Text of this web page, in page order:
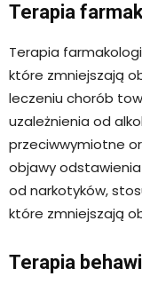
Terapia
Terapia
które zmniejszają
leczeniu chorób
uzależnienia od
przeciwwymiotne
objawy odstawienia
od narkotyków,
które zmniejszają
Terapia